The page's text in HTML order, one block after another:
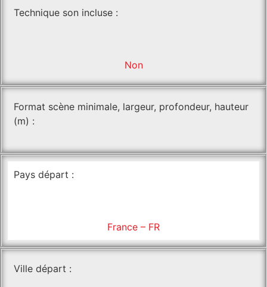
Technique son incluse :
Non
Format scène minimale, largeur, profondeur, hauteur
(m) :
Pays départ :
France – FR
Ville départ :